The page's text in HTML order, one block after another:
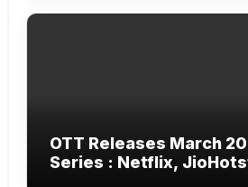
OTT Releases March
Series : Netflix, JioHotstar और Ultra